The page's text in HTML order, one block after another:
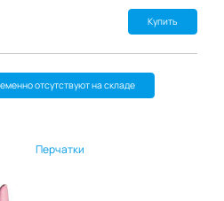
Купить
отсутствуют на складе
Перчатки